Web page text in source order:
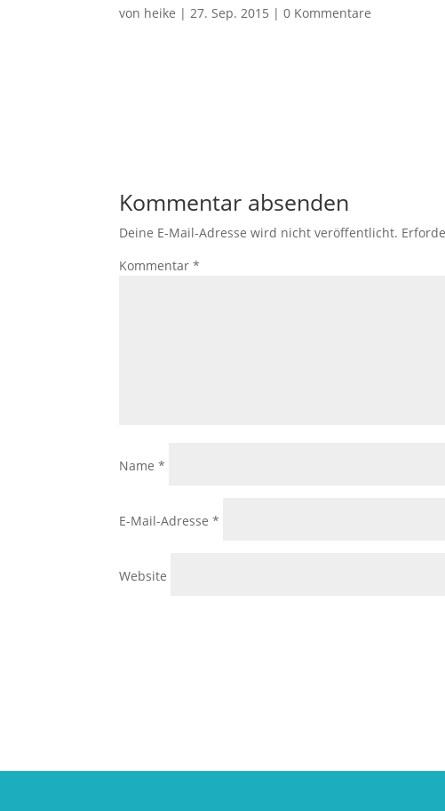
von heike |27. Sep. 2015 |0 Kommentare
Kommentar absenden
Deine E-Mail-Adresse wird nicht veröffentlicht.
Kommentar*
Name*
E-Mail-Adresse*
Website